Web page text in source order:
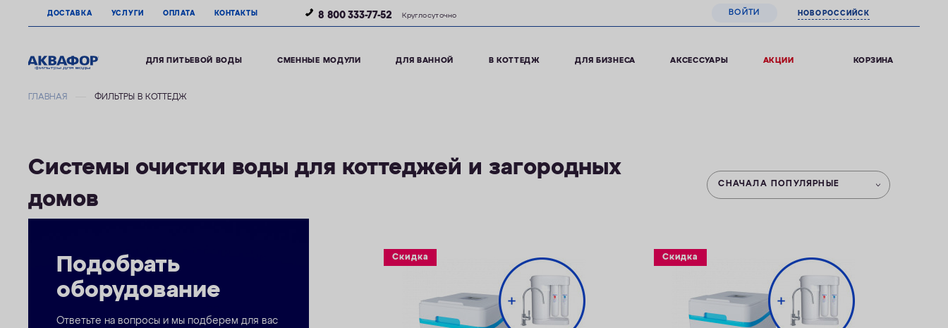
ДОСТАВКА УСЛУГИ ОПЛАТА КОНТАКТЫ 8 800 333-77-52 Круглосуточно ВОЙТИ НОВОРОССИЙСК
ДЛЯ ПИТЬЕВОЙ ВОДЫ СМЕННЫЕ МОДУЛИ ДЛЯ ВАННОЙ В КОТТЕДЖ ДЛЯ БИЗНЕСА АКСЕССУАРЫ АКЦИИ КОРЗИНА
ГЛАВНАЯ ФИЛЬТРЫ В КОТТЕДЖ
Системы очистки воды для коттеджей и загородных
домов
Подобрать
оборудование
Ответьте на вопросы и мы подберем для вас
СНАЧАЛА ПОПУЛЯРНЫЕ
Скидка Скидка